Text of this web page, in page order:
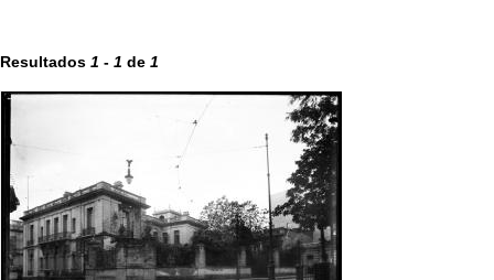
Resultados 1 - 1 de 1